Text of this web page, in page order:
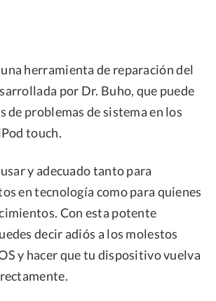
herramienta de reparación del
por Dr. Buho, que puede
de problemas de sistema en los
touch.
y adecuado tanto para
en tecnología como para quienes
Con esta potente
decir adiós a los molestos
y hacer que tu dispositivo vuelva